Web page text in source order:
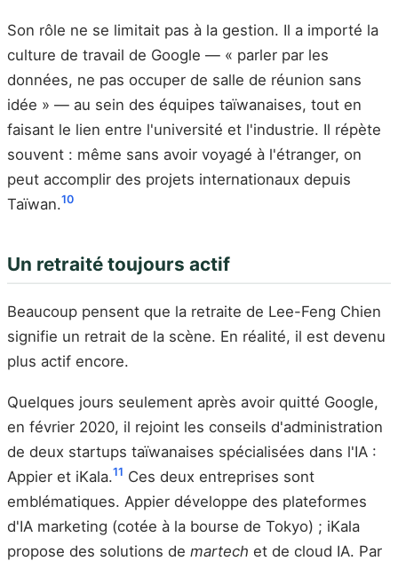
Son rôle ne se limitait pas à la gestion. Il a importé la
culture de travail de Google — « parler par les
données, ne pas occuper de salle de réunion sans
idée » — au sein des équipes taïwanaises, tout en
faisant le lien entre l'université et l'industrie. Il répète
souvent : même sans avoir voyagé à l'étranger, on
peut accomplir des projets internationaux depuis
Taïwan.10
Un retraité toujours actif
Beaucoup pensent que la retraite de Lee-Feng Chien
signifie un retrait de la scène. En réalité, il est devenu
plus actif encore.
Quelques jours seulement après avoir quitté Google,
en février 2020, il rejoint les conseils d'administration
de deux startups taïwanaises spécialisées dans l'IA :
Appier et iKala.11 Ces deux entreprises sont
emblématiques. Appier développe des plateformes
d'IA marketing (cotée à la bourse de Tokyo) ; iKala
propose des solutions de martech et de cloud IA. Par